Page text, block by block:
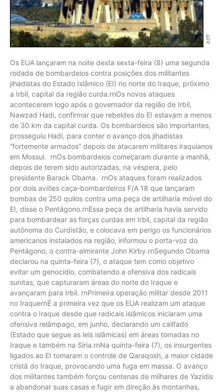
Os EUA lançaram na noite desta sexta-feira (8) uma segunda
rodada de bombardeios contra posições dos militantes
jihadistas do Estado Islâmico (EI) no norte do Iraque, próximo
a Irbil, capital da região curda.rnOs novos ataques
acontecerem logo após o governador da região de Irbil,
Nawzad Hadi, confirmar que rebeldes do EI estavam a menos
de 30 km da capital curda. Os bombardeios são importantes,
prosseguiu Hadi, para conter o avanço dos jihadistas
“fortemente armados” depois de atacarem militares iraquianos
em Mossul. rnOs bombardeios começaram durante a manhã,
depois de terem sido autorizadas, na véspera, pelo
presidente Barack Obama. rnOs ataques foram realizados
por dois aviões caça-bombardeiros F/A 18 que lançaram
bombas de 250 quilos contra uma peça de artilharia móvel do
EI, disse o Pentágono.rnEssa peça de artilharia havia servido
para bombardear as forças curdas em Irbil, capital da região
autônoma do Curdistão, e colocava em perigo os funcionários
americanos instalados na região, informou o porta-voz do
Pentágono, o contra-almirante John Kirby.rnSegundo Obama
declarou na quinta-feira (7), o ataque tem como objetivo
evitar um genocídio, combatendo a ofensiva dos radicais
sunitas, que capturaram áreas do norte do Iraque e
avançaram para Irbil. rnPrimeira operação militar desde 2011
no IraquernÉ a primeira vez que os EUA realizam um ataque
contra o Iraque desde que radicais islâmicos iniciaram uma
ofensiva relâmpago, em junho, declarando um califado
(Estado que segue as leis islâmicas) em áreas tomadas no
Iraque e também na Síria.rnNa quinta-feira (7), os insurgentes
ligados ao EI tomaram o controle de Qaraqosh, a maior cidade
cristã do Iraque, provocando uma fuga em massa. O avanço
dos militantes também forçou centenas de milhares de Yazidis
a abandonar suas casas e fugir em direção às montanhas,